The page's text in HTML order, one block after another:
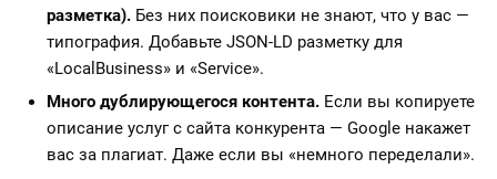
разметка). Без них поисковики не знают, что у вас —
типография. Добавьте JSON-LD разметку для
«LocalBusiness» и «Service».
Много дублирующегося контента. Если вы копируете
описание услуг с сайта конкурента — Google накажет
вас за плагиат. Даже если вы «немного переделали».